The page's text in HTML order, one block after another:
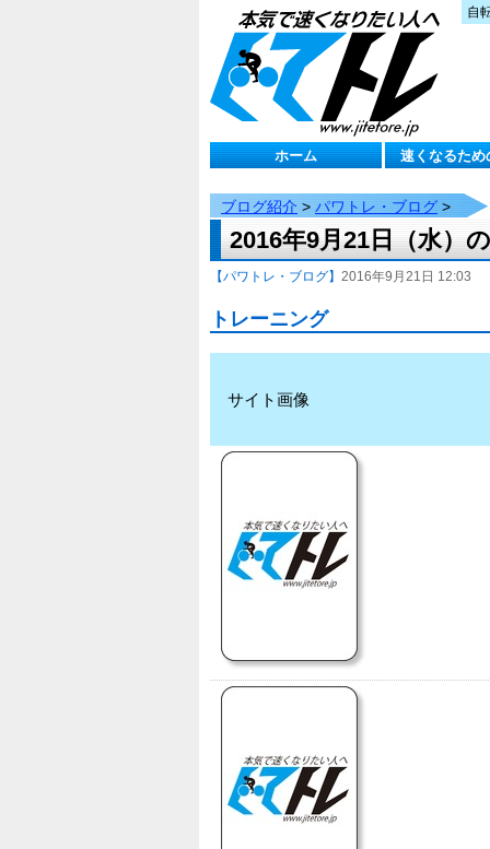
自
ホーム 速くなるため
ブログ紹介 > パワトレ・ブログ>
2016年9月21日（水）
【パワトレ・ブログ】 2016年9月21日 12:03
トレーニング
サイト画像